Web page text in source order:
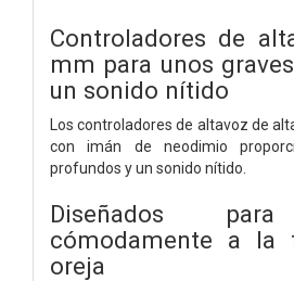
Controladores de
mm para unos
un sonido nítido
Los controladores de altavoz de
con imán de neodimio
profundos y un sonido nítido.
Diseñados
cómodamente a la
oreja